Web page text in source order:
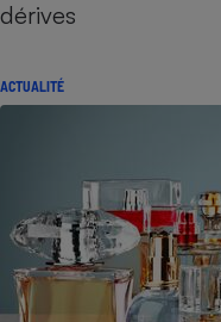
dérives
ACTUALITÉ